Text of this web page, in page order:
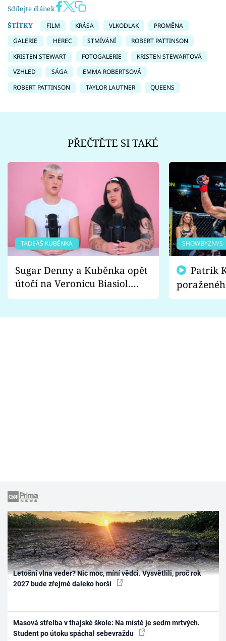
Sdílejte článek
ŠTÍTKY
FILM KRÁSA VLKODLAK
PROMĚNA
GALERIE
HEREC STMÍVÁNÍ
ROBERT PATTINSON
KRISTEN STEWART
FOTOGALERIE
KRISTEN STEWARTOVÁ
VZHLED
SÁGA
EMMA ROBERTSOVÁ
ROBERT PATTINSON
TAYLOR LAUTNER QUEENS
PŘEČTĚTE SI TAKÉ
TADEÁŠ KUBĚNKA
Sugar Denny a Kuběnka opět
útočí na Veronicu Biasiol.
Proč je podle nich falešná a
SHOWBYZNYS
fanoušci
Letošní vlna veder? Nic moc, míní vědci. Vysvětlili, proč rok
2027 bude zřejmě daleko horší
Masová střelba v thajské škole: Na místě je sedm mrtvých.
Student po útoku spáchal sebevraždu